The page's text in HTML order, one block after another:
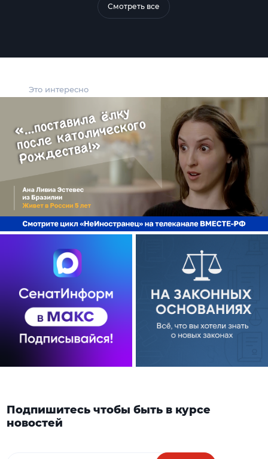
Это интересно
Смотреть все
Подпишитесь чтобы быть в курсе
новостей